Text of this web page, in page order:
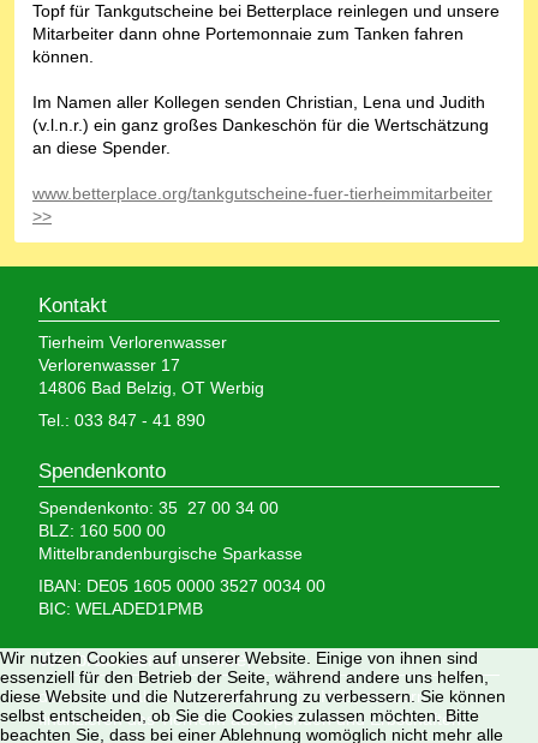
Topf für Tankgutscheine bei Betterplace reinlegen und unsere
Mitarbeiter dann ohne Portemonnaie zum Tanken fahren
können.
Im Namen aller Kollegen senden Christian, Lena und Judith
(v.l.n.r.) ein ganz großes Dankeschön für die Wertschätzung
an diese Spender.
www.betterplace.org/tankgutscheine-fuer-tierheimmitarbeiter
>>
Kontakt
Tierheim Verlorenwasser
Verlorenwasser 17
14806 Bad Belzig, OT Werbig
Tel.: 033 847 - 41 890
Spendenkonto
Spendenkonto: 35 27 00 34 00
BLZ: 160 500 00
Mittelbrandenburgische Sparkasse
IBAN: DE05 1605 0000 3527 0034 00
BIC: WELADED1PMB
Wir brauchen Ihre Hilfe,
denn wir erhalten keinerlei staatliche Hilfe, sondern
finanzieren das Tierheim aus Spenden und Erbschaften.
Wir nutzen Cookies auf unserer Website. Einige von ihnen sind
essenziell für den Betrieb der Seite, während andere uns helfen,
diese Website und die Nutzererfahrung zu verbessern. Sie können
selbst entscheiden, ob Sie die Cookies zulassen möchten. Bitte
beachten Sie, dass bei einer Ablehnung womöglich nicht mehr alle